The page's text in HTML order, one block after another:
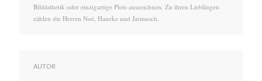
Bildästhetik oder einzigartige Plots auszeichnen. Zu ihren Lieblingen
zählen die Herren Noé, Haneke und Jarmusch.
AUTOR